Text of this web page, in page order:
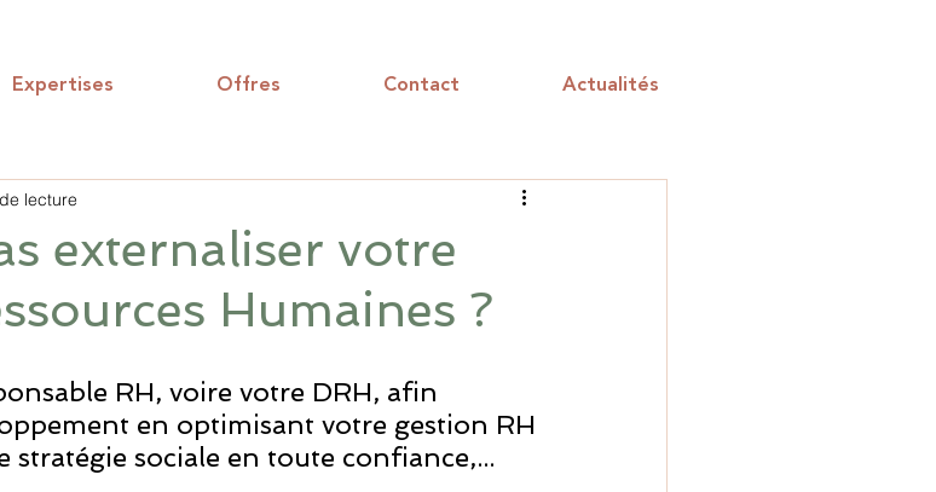
Expertises Offres Contact Actualités
externaliser votre
Humaines ?
lecture
RH, voire votre DRH, afin
en optimisant votre gestion RH
stratégie sociale en toute confiance,...